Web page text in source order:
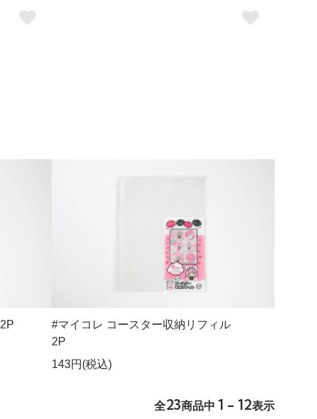
#マイコレ コースター収納リフィル
2P
143円(税込)
全23商品中 1 - 12表示